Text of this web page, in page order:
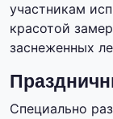
участникам
красотой
заснеженных
Специально